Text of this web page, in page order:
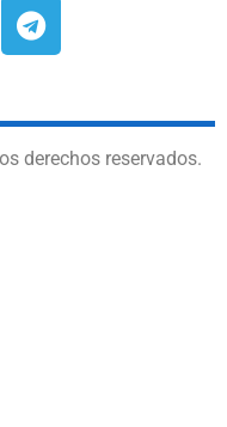
derechos reservados.